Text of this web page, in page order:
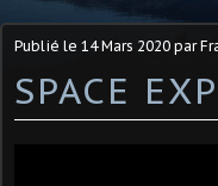
Publié le 14 Mars 2020 par
SPACE